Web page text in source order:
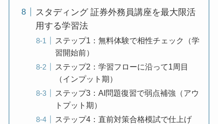
スタディング 証券外務員講座を最大限活
用する学習法
ステップ1：無料体験で相性チェック（学
習開始前）
ステップ2：学習フローに沿って1周目
（インプット期）
ステップ3：AI問題復習で弱点補強（アウ
トプット期）
ステップ4：直前対策合格模試で仕上げ